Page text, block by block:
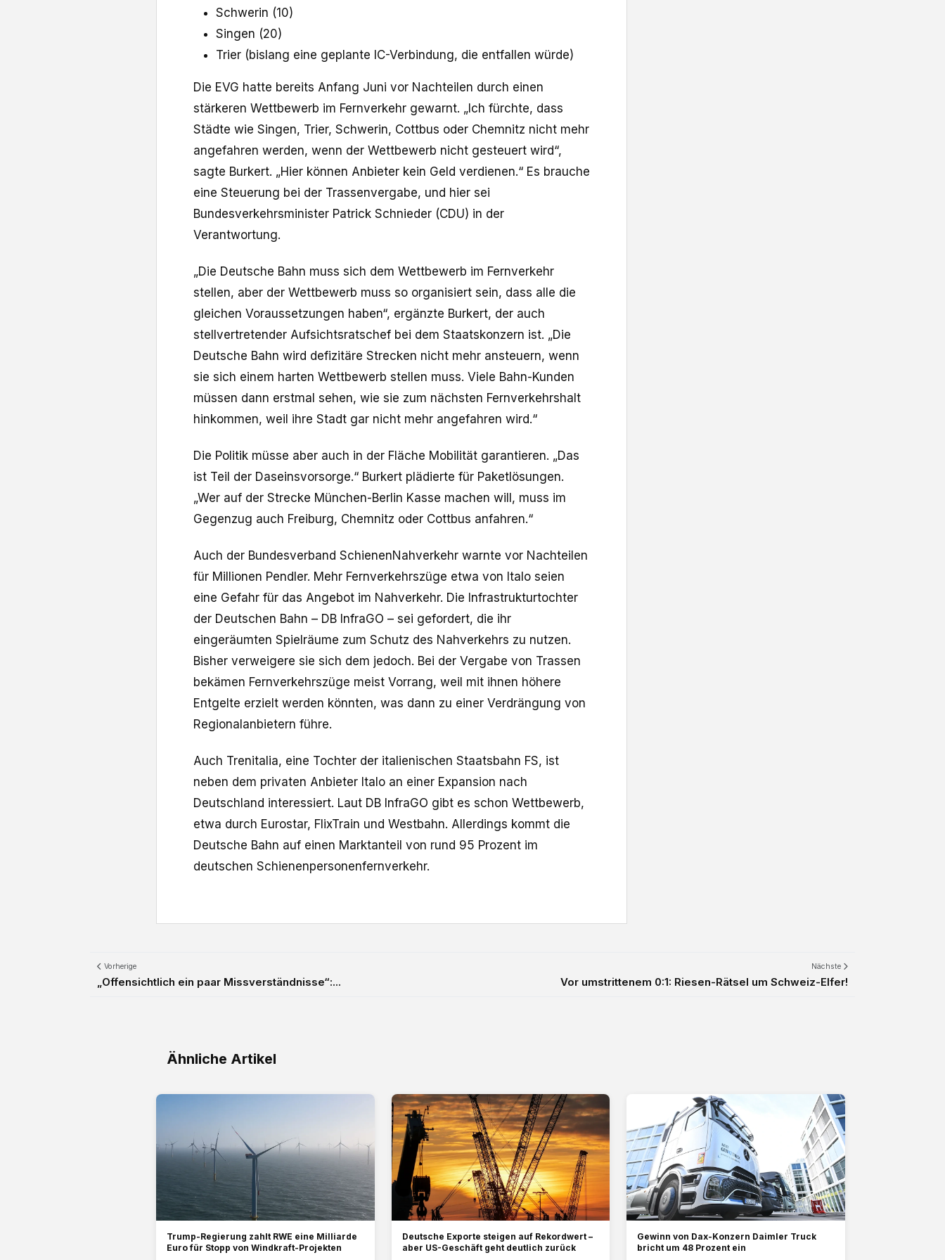
Schwerin (10)
Singen (20)
Trier (bislang eine geplante IC-Verbindung, die entfallen würde)
Die EVG hatte bereits Anfang Juni vor Nachteilen durch einen
stärkeren Wettbewerb im Fernverkehr gewarnt. „Ich fürchte, dass
Städte wie Singen, Trier, Schwerin, Cottbus oder Chemnitz nicht mehr
angefahren werden, wenn der Wettbewerb nicht gesteuert wird“,
sagte Burkert. „Hier können Anbieter kein Geld verdienen.“ Es brauche
eine Steuerung bei der Trassenvergabe, und hier sei
Bundesverkehrsminister Patrick Schnieder (CDU) in der
Verantwortung.
„Die Deutsche Bahn muss sich dem Wettbewerb im Fernverkehr
stellen, aber der Wettbewerb muss so organisiert sein, dass alle die
gleichen Voraussetzungen haben“, ergänzte Burkert, der auch
stellvertretender Aufsichtsratschef bei dem Staatskonzern ist. „Die
Deutsche Bahn wird defizitäre Strecken nicht mehr ansteuern, wenn
sie sich einem harten Wettbewerb stellen muss. Viele Bahn-Kunden
müssen dann erstmal sehen, wie sie zum nächsten Fernverkehrshalt
hinkommen, weil ihre Stadt gar nicht mehr angefahren wird.“
Die Politik müsse aber auch in der Fläche Mobilität garantieren. „Das
ist Teil der Daseinsvorsorge.“ Burkert plädierte für Paketlösungen.
„Wer auf der Strecke München-Berlin Kasse machen will, muss im
Gegenzug auch Freiburg, Chemnitz oder Cottbus anfahren.“
Auch der Bundesverband SchienenNahverkehr warnte vor Nachteilen
für Millionen Pendler. Mehr Fernverkehrszüge etwa von Italo seien
eine Gefahr für das Angebot im Nahverkehr. Die Infrastrukturtochter
der Deutschen Bahn – DB InfraGO – sei gefordert, die ihr
eingeräumten Spielräume zum Schutz des Nahverkehrs zu nutzen.
Bisher verweigere sie sich dem jedoch. Bei der Vergabe von Trassen
bekämen Fernverkehrszüge meist Vorrang, weil mit ihnen höhere
Entgelte erzielt werden könnten, was dann zu einer Verdrängung von
Regionalanbietern führe.
Auch Trenitalia, eine Tochter der italienischen Staatsbahn FS, ist
neben dem privaten Anbieter Italo an einer Expansion nach
Deutschland interessiert. Laut DB InfraGO gibt es schon Wettbewerb,
etwa durch Eurostar, FlixTrain und Westbahn. Allerdings kommt die
Deutsche Bahn auf einen Marktanteil von rund 95 Prozent im
deutschen Schienenpersonenfernverkehr.
Vorherige
„Offensichtlich ein paar Missverständnisse“:...
Nächste
Vor umstrittenem 0:1: Riesen-Rätsel um Schweiz-Elfer!
Ähnliche Artikel
Trump-Regierung zahlt RWE eine Milliarde
Euro für Stopp von Windkraft-Projekten
Deutsche Exporte steigen auf Rekordwert –
aber US-Geschäft geht deutlich zurück
Gewinn von Dax-Konzern Daimler Truck
bricht um 48 Prozent ein